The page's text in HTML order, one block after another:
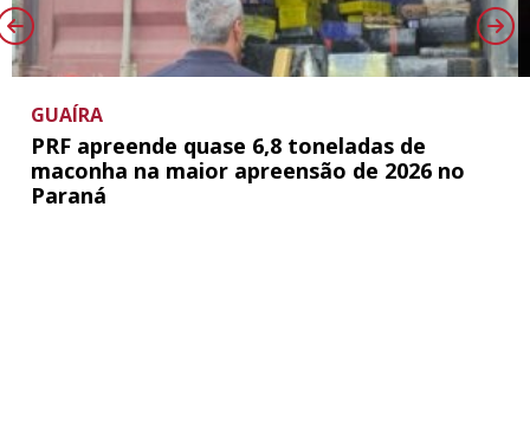
GUAÍRA
PRF apreende quase 6,8 toneladas de
maconha na maior apreensão de 2026 no
Paraná